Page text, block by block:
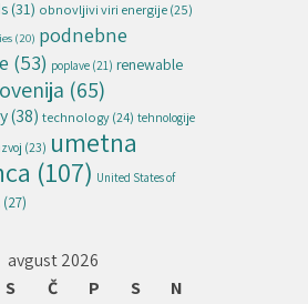
(31) obnovljivi viri energije(25)
(20) podnebne
(53) poplave (21) renewable
(65)
(38) technology(24) tehnologije
(23) umetna
(107) United States of
(27)
avgust 2026
S Č P S N